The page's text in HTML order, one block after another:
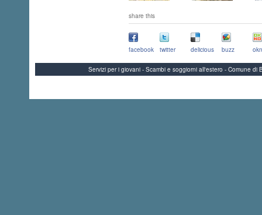
share this
facebook twitter delicious buzz
Servizi per i giovani - Scambi e soggiorni all'estero - Comune